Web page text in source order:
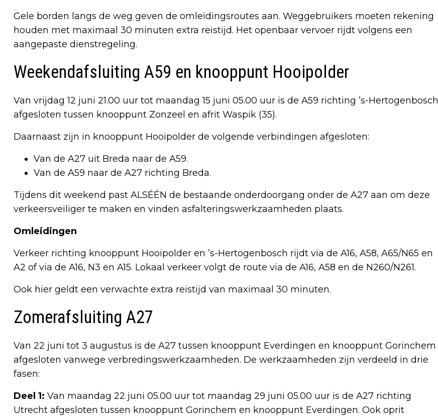
Gele borden langs de weg geven de omleidingsroutes aan. Weggebruikers moeten rekening
houden met maximaal 30 minuten extra reistijd. Het openbaar vervoer rijdt volgens een
aangepaste dienstregeling.
Weekendafsluiting A59 en knooppunt Hooipolder
Van vrijdag 12 juni 21.00 uur tot maandag 15 juni 05.00 uur is de A59 richting ’s-Hertogenbosch
afgesloten tussen knooppunt Zonzeel en afrit Waspik (35).
Daarnaast zijn in knooppunt Hooipolder de volgende verbindingen afgesloten:
Van de A27 uit Breda naar de A59.
Van de A59 naar de A27 richting Breda.
Tijdens dit weekend past ALSÉÉN de bestaande onderdoorgang onder de A27 aan om deze
verkeersveiliger te maken en vinden asfalteringswerkzaamheden plaats.
Omleidingen
Verkeer richting knooppunt Hooipolder en ’s-Hertogenbosch rijdt via de A16, A58, A65/N65 en
A2 of via de A16, N3 en A15. Lokaal verkeer volgt de route via de A16, A58 en de N260/N261.
Ook hier geldt een verwachte extra reistijd van maximaal 30 minuten.
Zomerafsluiting A27
Van 22 juni tot 3 augustus is de A27 tussen knooppunt Everdingen en knooppunt Gorinchem
afgesloten vanwege verbredingswerkzaamheden. De werkzaamheden zijn verdeeld in drie
fasen:
Deel 1: Van maandag 22 juni 05.00 uur tot maandag 29 juni 05.00 uur is de A27 richting
Utrecht afgesloten tussen knooppunt Gorinchem en knooppunt Everdingen. Ook oprit